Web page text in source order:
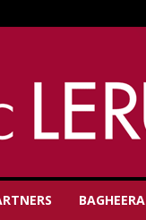
BAGHEERA